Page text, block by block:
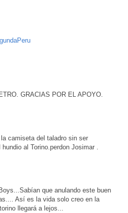
GRACIAS POR EL APOYO.
camiseta del taladro sin ser
al Torino.perdon Josimar .
que anulando este buen
Así es la vida solo creo en la
llegará a lejos...